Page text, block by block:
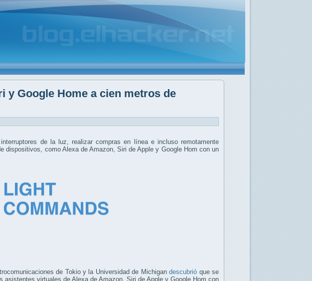
y Google Home a cien metros de
de la luz, realizar compras en línea e incluso remotamente
dispositivos, como Alexa de Amazon, Siri de Apple y Google Hom con un
de Tokio y la Universidad de Michigandescubrió que se
virtuales de Alexa de Amazon, Siri de Apple y Google Hom con